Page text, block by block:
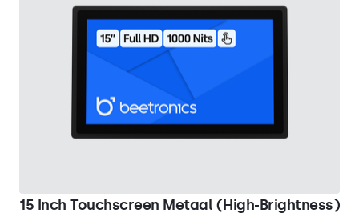
15 Inch Touchscreen Metaal (High-Brightness)